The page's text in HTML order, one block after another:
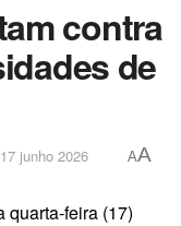
contra
de
junho 2026 AA
quarta-feira (17)